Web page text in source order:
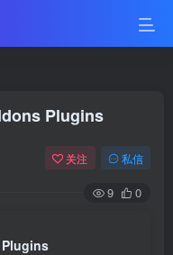
Plugins
关注 私信
9 0